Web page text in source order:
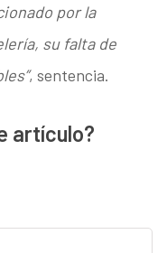
por la
su falta de
, sentencia.
artículo?